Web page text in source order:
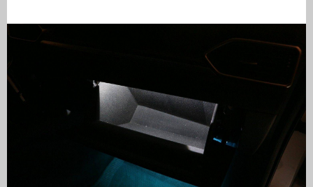
話0925166083